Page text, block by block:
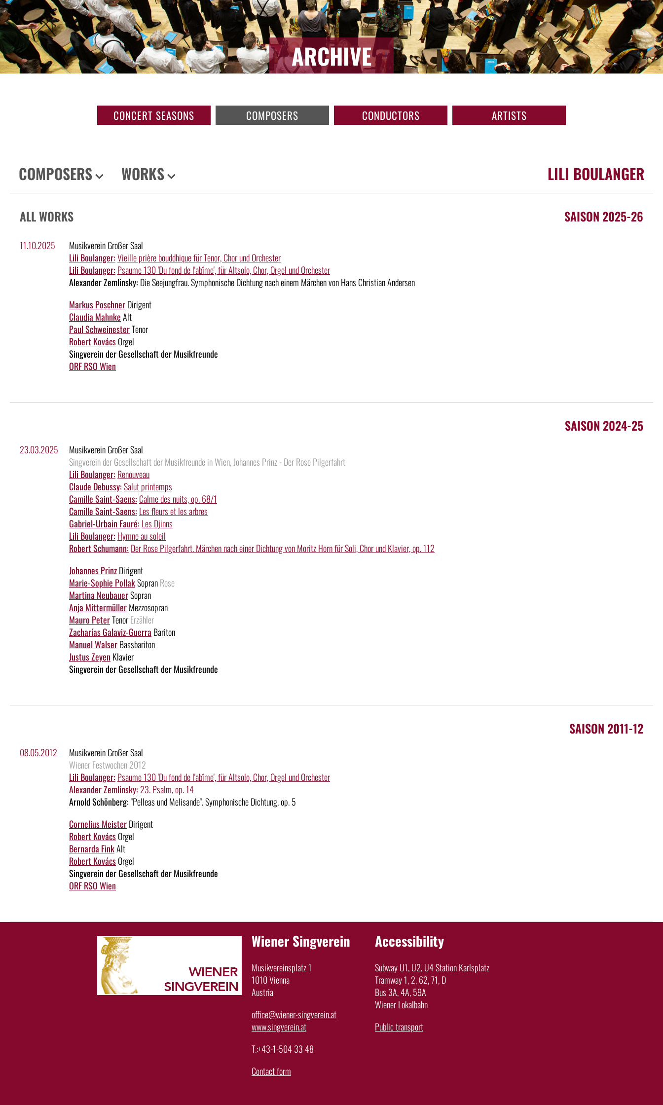
ARCHIVE
CONCERT SEASONS COMPOSERS CONDUCTORS ARTISTS
COMPOSERS WORKS LILI BOULANGER
ALL WORKS SAISON 2025-26
11.10.2025
Musikverein Großer Saal
Lili Boulanger:Vieille prière bouddhique für Tenor, Chor und Orchester
Lili Boulanger: Psaume 130 'Du fond de l'abîme', für Altsolo, Chor, Orgel und Orchester
Alexander Zemlinsky: Die Seejungfrau. Symphonische Dichtung nach einem Märchen von Hans Christian Andersen
Markus PoschnerDirigent
Claudia MahnkeAlt
Paul SchweinesterTenor
Robert KovácsOrgel
Singverein der Gesellschaft der Musikfreunde
ORF RSO Wien
SAISON 2024-25
23.03.2025
Musikverein Großer Saal
Singverein der Gesellschaft der Musikfreunde in Wien, Johannes Prinz - Der Rose Pilgerfahrt
Lili Boulanger: Renouveau
Claude Debussy:Salut printemps
Camille Saint-Saens: Calme des nuits, op. 68/1
Camille Saint-Saens: Les fleurs et les arbres
Gabriel-Urbain Fauré: Les Djinns
Lili Boulanger: Hymne au soleil
Robert Schumann: Der Rose Pilgerfahrt. Märchen nach einer Dichtung von Moritz Horn für Soli, Chor und Klavier, op. 112
Johannes PrinzDirigent
Marie-Sophie PollakSopranRose
Martina NeubauerSopran
Anja MittermüllerMezzosopran
Mauro PeterTenorErzähler
Zacharías Galaviz-Guerra Bariton
Manuel WalserBassbariton
Justus Zeyen Klavier
Singverein der Gesellschaft der Musikfreunde
SAISON 2011-12
08.05.2012
Musikverein Großer Saal
Wiener Festwochen 2012
Lili Boulanger: Psaume 130 'Du fond de l'abîme', für Altsolo, Chor, Orgel und Orchester
Alexander Zemlinsky:23. Psalm, op. 14
Arnold Schönberg:"Pelleas und Melisande". Symphonische Dichtung, op. 5
Cornelius MeisterDirigent
Robert KovácsOrgel
Bernarda FinkAlt
Robert KovácsOrgel
Singverein der Gesellschaft der Musikfreunde
ORF RSO Wien
Wiener Singverein
Musikvereinsplatz 1
1010 Vienna
Austria
office@wiener-singverein.at
www.singverein.at
T.:+43-1-504 33 48
Contact form
Accessibility
Subway U1, U2, U4 Station Karlsplatz
Tramway 1, 2, 62, 71, D
Bus 3A, 4A, 59A
Wiener Lokalbahn
Public transport